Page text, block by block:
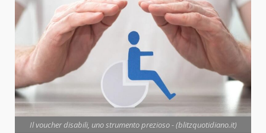
Il voucher disabili, uno strumento prezioso - (blitzquotidiano.it)